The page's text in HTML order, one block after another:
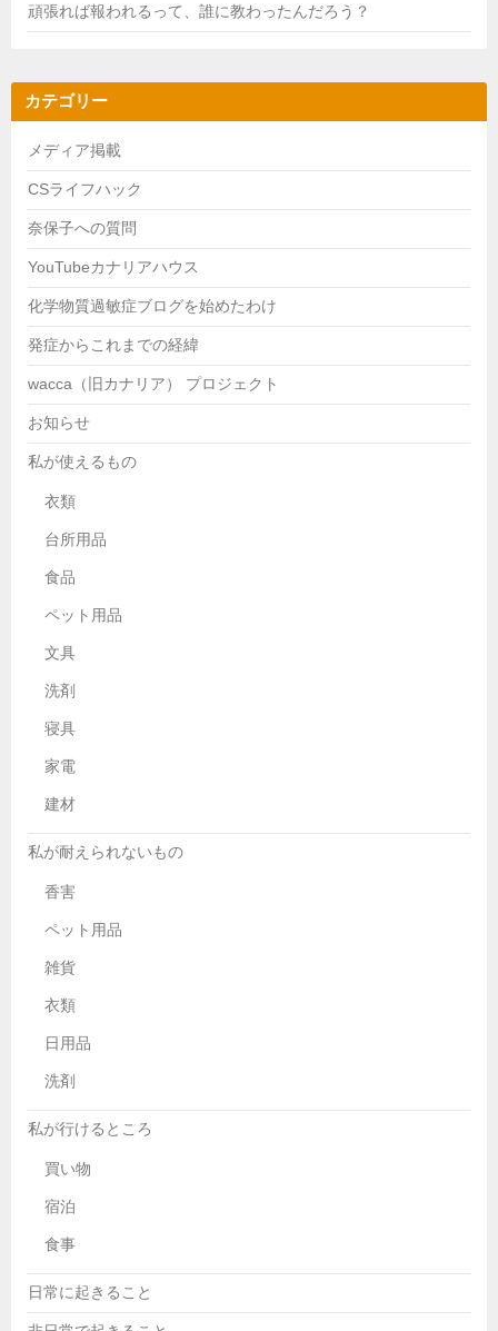
頑張れば報われるって、誰に教わったんだろう？
カテゴリー
メディア掲載
CSライフハック
奈保子への質問
YouTubeカナリアハウス
化学物質過敏症ブログを始めたわけ
発症からこれまでの経緯
wacca（旧カナリア） プロジェクト
お知らせ
私が使えるもの
衣類
台所用品
食品
ペット用品
文具
洗剤
寝具
家電
建材
私が耐えられないもの
香害
ペット用品
雑貨
衣類
日用品
洗剤
私が行けるところ
買い物
宿泊
食事
日常に起きること